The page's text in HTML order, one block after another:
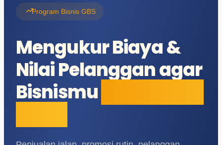
Program Bisnis GBS
Mengukur Biaya &
Nilai Pelanggan agar
Bisnismu